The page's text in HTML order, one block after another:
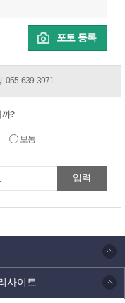
포토 등록
055-639-3971
까?
보통
사이트